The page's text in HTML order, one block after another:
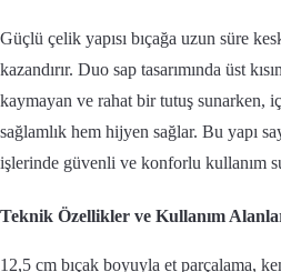
Güçlü çelik yapısı bıçağa uzun süre
kazandırır. Duo sap tasarımında üst
kaymayan ve rahat bir tutuş sunarken,
sağlamlık hem hijyen sağlar. Bu yapı
işlerinde güvenli ve konforlu kullanım
Teknik Özellikler ve Kullanım
12,5 cm bıçak boyuyla et parçalama,